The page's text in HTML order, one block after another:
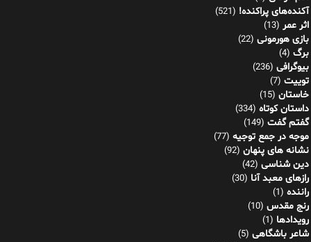
آکنده‌های پراکنده! (521)
اثر عمر (13)
بازی هورمونی (22)
برگ (4)
بیوگرافی (236)
توییت (7)
خاستان (15)
داستان کوتاه (334)
گفتم گفت (149)
موجه در جمع توجیه (77)
نشانه های پنهان (92)
دین شناسی (42)
رازهای معبد آنا (30)
راننده (1)
رنج مقدس (10)
رویدادها (1)
شاعر باشگاهی (5)